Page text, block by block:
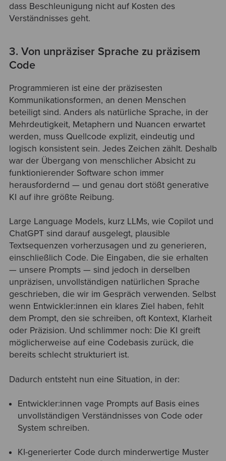
dass Beschleunigung nicht auf Kosten des
Verständnisses geht.
3. Von unpräziser Sprache zu präzisem
Code
Programmieren ist eine der präzisesten
Kommunikationsformen, an denen Menschen
beteiligt sind. Anders als natürliche Sprache, in der
Mehrdeutigkeit, Metaphern und Nuancen erwartet
werden, muss Quellcode explizit, eindeutig und
logisch konsistent sein. Jedes Zeichen zählt. Deshalb
war der Übergang von menschlicher Absicht zu
funktionierender Software schon immer
herausfordernd — und genau dort stößt generative
KI auf ihre größte Reibung.
Large Language Models, kurz LLMs, wie Copilot und
ChatGPT sind darauf ausgelegt, plausible
Textsequenzen vorherzusagen und zu generieren,
einschließlich Code. Die Eingaben, die sie erhalten
— unsere Prompts — sind jedoch in derselben
unpräzisen, unvollständigen natürlichen Sprache
geschrieben, die wir im Gespräch verwenden. Selbst
wenn Entwickler:innen ein klares Ziel haben, fehlt
dem Prompt, den sie schreiben, oft Kontext, Klarheit
oder Präzision. Und schlimmer noch: Die KI greift
möglicherweise auf eine Codebasis zurück, die
bereits schlecht strukturiert ist.
Dadurch entsteht nun eine Situation, in der:
Entwickler:innen vage Prompts auf Basis eines
unvollständigen Verständnisses von Code oder
System schreiben.
KI-generierter Code durch minderwertige Muster